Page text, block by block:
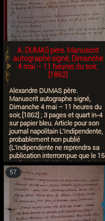
A. DUMAS père. Manuscrit
autographe signé, Dimanche
4 mai – 11 heures du soir,
[1862]
Alexandre DUMAS père.
Manuscrit autographe signé,
Dimanche 4 mai – 11 heures du
soir, [1862] ; 3 pages et quart in-4
sur papier bleu. Article pour son
journal napolitain L’Indipendente,
probablement non publié
(L’Indipendente ne reprendra sa
publication interrompue que le 15
mai), ou destiné à un journal
français. Dumas, enthousiaste,
décrit un magnifique spectacle
naval, donné pour le Roi Victor-
Emmanuele et le peuple, censé
reproduire un véritable combat
naval. La Baie de Naples vient
57